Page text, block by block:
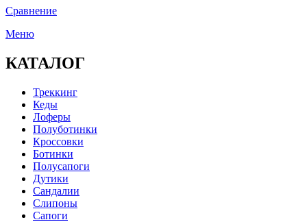
Сравнение
Меню
КАТАЛОГ
Треккинг
Кеды
Лоферы
Полуботинки
Кроссовки
Ботинки
Полусапоги
Дутики
Сандалии
Слипоны
Сапоги